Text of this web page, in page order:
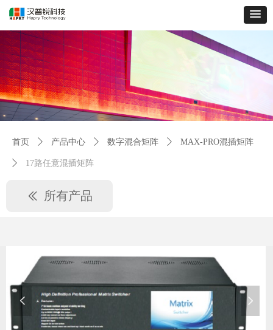
首页 ꄲ 产品中心 ꄲ 数字混合矩阵 ꄲ MAX-PRO混插矩阵
ꄲ 17路任意混插矩阵
넳 넲
ꅃ 所有产品